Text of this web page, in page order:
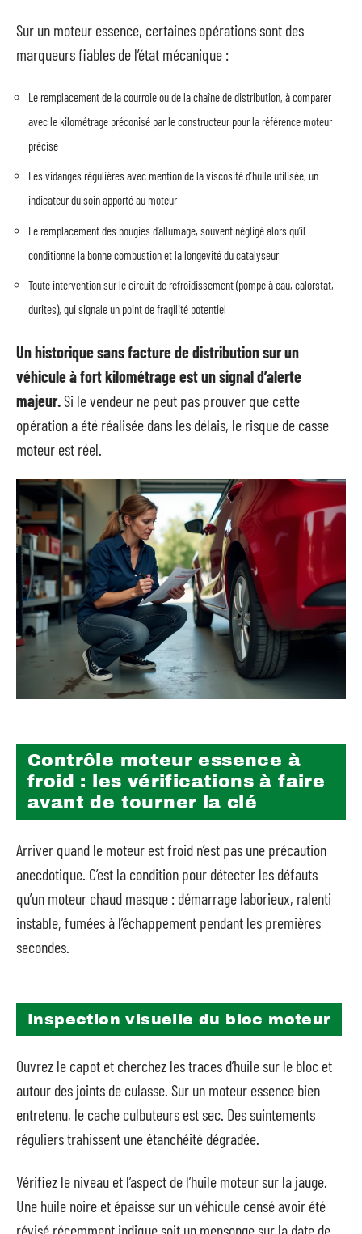
Sur un moteur essence, certaines opérations sont des
marqueurs fiables de l’état mécanique :
Le remplacement de la courroie ou de la chaîne de distribution, à comparer
avec le kilométrage préconisé par le constructeur pour la référence moteur
précise
Les vidanges régulières avec mention de la viscosité d’huile utilisée, un
indicateur du soin apporté au moteur
Le remplacement des bougies d’allumage, souvent négligé alors qu’il
conditionne la bonne combustion et la longévité du catalyseur
Toute intervention sur le circuit de refroidissement (pompe à eau, calorstat,
durites), qui signale un point de fragilité potentiel
Un historique sans facture de distribution sur un
véhicule à fort kilométrage est un signal d’alerte
majeur.Si le vendeur ne peut pas prouver que cette
opération a été réalisée dans les délais, le risque de casse
moteur est réel.
Contrôle moteur essence à
froid : les vérifications à faire
avant de tourner la clé
Arriver quand le moteur est froid n’est pas une précaution
anecdotique. C’est la condition pour détecter les défauts
qu’un moteur chaud masque : démarrage laborieux, ralenti
instable, fumées à l’échappement pendant les premières
secondes.
Inspection visuelle du bloc moteur
Ouvrez le capot et cherchez les traces d’huile sur le bloc et
autour des joints de culasse. Sur un moteur essence bien
entretenu, le cache culbuteurs est sec. Des suintements
réguliers trahissent une étanchéité dégradée.
Vérifiez le niveau et l’aspect de l’huile moteur sur la jauge.
Une huile noire et épaisse sur un véhicule censé avoir été
révisé récemment indique soit un mensonge sur la date de